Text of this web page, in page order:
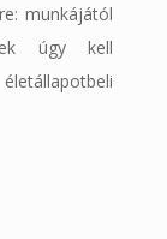
munkájától
úgy kell